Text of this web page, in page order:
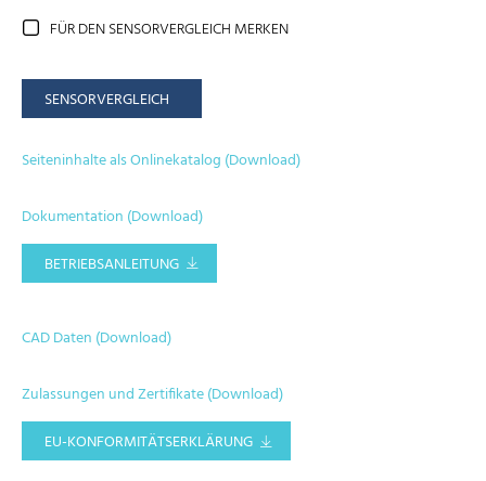
FÜR DEN SENSORVERGLEICH MERKEN
SENSORVERGLEICH
Seiteninhalte als Onlinekatalog (Download)
Dokumentation (Download)
BETRIEBSANLEITUNG
CAD Daten (Download)
Zulassungen und Zertifikate (Download)
EU-KONFORMITÄTSERKLÄRUNG